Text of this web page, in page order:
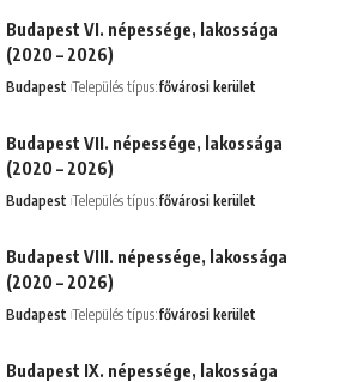
Budapest VI. népessége, lakossága
(2020 – 2026)
Budapest Település típus:fővárosi kerület
Budapest VII. népessége, lakossága
(2020 – 2026)
Budapest Település típus:fővárosi kerület
Budapest VIII. népessége, lakossága
(2020 – 2026)
Budapest Település típus:fővárosi kerület
Budapest IX. népessége, lakossága